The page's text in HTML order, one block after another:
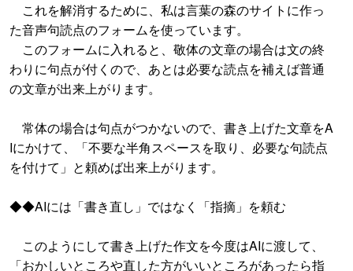
これを解消するために、私は言葉の森のサイトに作っ
た音声句読点のフォームを使っています。
このフォームに入れると、敬体の文章の場合は文の終
わりに句点が付くので、あとは必要な読点を補えば普通
の文章が出来上がります。
常体の場合は句点がつかないので、書き上げた文章をA
Iにかけて、「不要な半角スペースを取り、必要な句読点
を付けて」と頼めば出来上がります。
◆◆AIには「書き直し」ではなく「指摘」を頼む
このようにして書き上げた作文を今度はAIに渡して、
「おかしいところや直した方がいいところがあったら指